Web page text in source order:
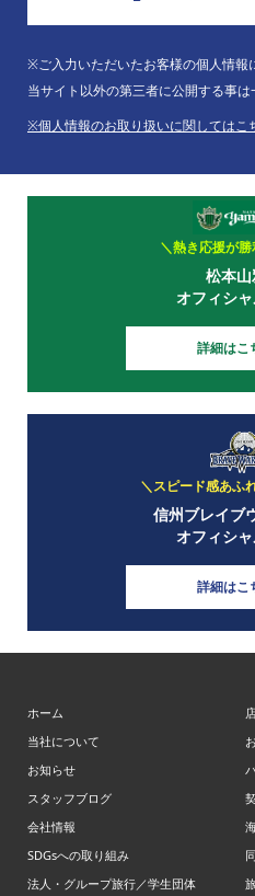
※ご入力いただいたお客様の個人情報
当サイト以外の第三者に公開する事は
※個人情報のお取り扱いに関してはこ
＼熱き応援が
松本山
オフィシ
詳細はこ
＼スピード感あふ
信州ブレイブ
オフィシ
詳細はこ
ホーム
当社について
お知らせ
スタッフブログ
会社情報
SDGsへの取り組み
法人・グループ旅行／学生団体